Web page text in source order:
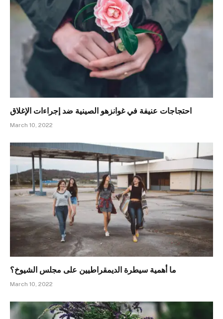
احتجاجات عنيفة في غوانزهو الصينية ضد إجراءات الإغلاق
March 10, 2022
ما أهمية سيطرة الديمقراطيين على مجلس الشيوخ؟
March 10, 2022